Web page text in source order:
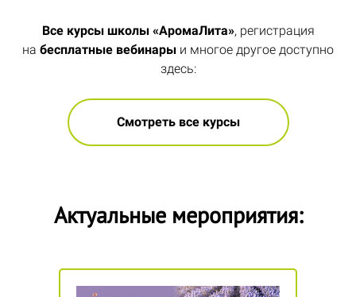
Все курсы школы «АромаЛита», регистрация
на бесплатные вебинары и многое другое доступно
здесь:
Смотреть все курсы
Актуальные мероприятия: